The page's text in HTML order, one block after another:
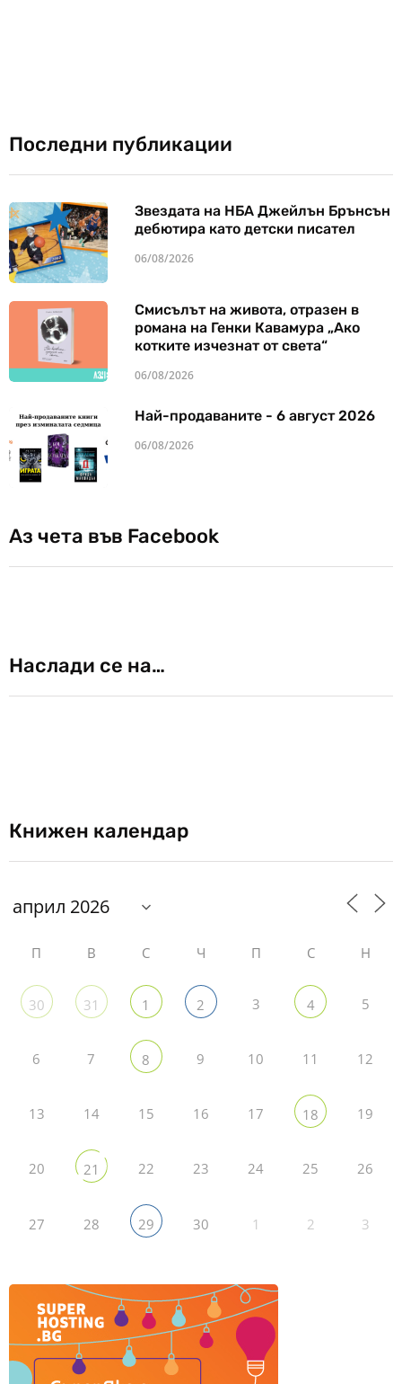
Последни публикации
Звездата на НБА Джейлън Брънсън
дебютира като детски писател
06/08/2026
Смисълът на живота, отразен в
романа на Генки Кавамура „Ако
котките изчезнат от света“
06/08/2026
Най-продаваните - 6 август 2026
06/08/2026
Аз чета във Facebook
Наслади се на…
Книжен календар
П В С Ч П С Н
30 31 1 2 3 4 5
6 7 8 9 10 11 12
13 14 15 16 17 18 19
20 21 22 23 24 25 26
27 28 29 30 1 2 3